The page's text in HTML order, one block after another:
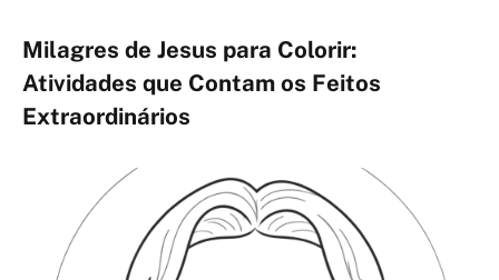
Milagres de Jesus para Colorir:
Atividades que Contam os Feitos
Extraordinários